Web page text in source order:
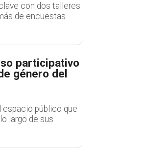
con dos talleres
de encuestas
participativo
género del
espacio público que
largo de sus